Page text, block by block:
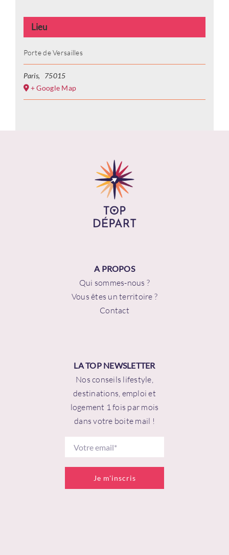
Lieu
Porte de Versailles
Paris,
75015
+ Google Map
A PROPOS
Qui sommes-nous ?
Vous êtes un territoire ?
Contact
LA TOP NEWSLETTER
Nos conseils lifestyle,
destinations, emploi et
logement 1 fois par mois
dans votre boite mail !
Je m'inscris